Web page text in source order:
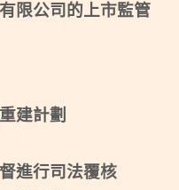
限公司的上市監管
建計劃
進行司法覆核